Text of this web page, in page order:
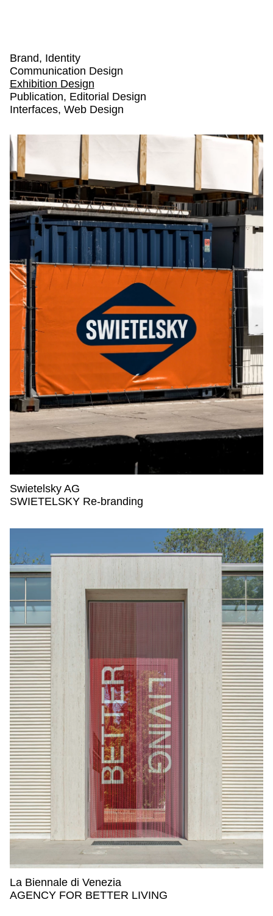
Projects: Exhibition Design
Services
Brand, Identity
Communication Design
Exhibition Design
Publication, Editorial Design
Interfaces, Web Design
Swietelsky AG
Swietelsky AG,
SWIETELSKY Re-branding
La Biennale di Venezia
La Biennale di Venezia,
AGENCY FOR BETTER LIVING